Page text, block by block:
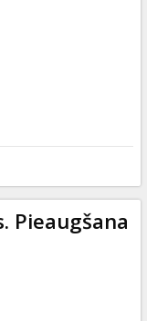
Pieaugšana